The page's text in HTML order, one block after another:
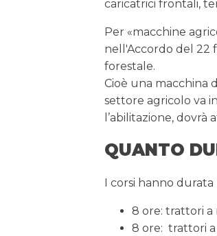
caricatrici frontali,
Per «macchine
nell'Accordo del 22
forestale.
Cioè una macchina
settore agricolo va
l’abilitazione,
QUANTO
I corsi hanno durata
8 ore: trattori
­8 ore: trattori a